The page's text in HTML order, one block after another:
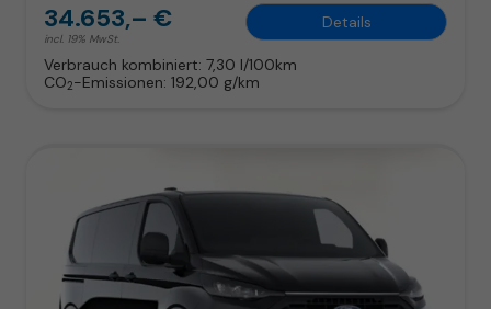
34.653,– €
incl. 19% MwSt.
Details
Verbrauch kombiniert: 7,30 l/100km
CO2-Emissionen: 192,00 g/km